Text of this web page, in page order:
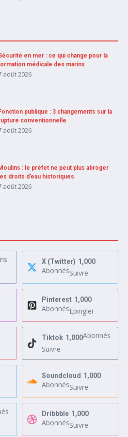
en mer : ce qui change pour la
médicale des marins
août 2026
publique : 3 changements sur la
conventionnelle
août 2026
: le préfet ne peut plus abroger
les droits d’eau historiques
août 2026
X (Twitter) 1,000
AbonnésSuivre
Pinterest 1,000
AbonnésEpingler
Tiktok 1,000Abonnés
Suivre
Soundcloud 1,000
AbonnésSuivre
Dribbble 1,000
AbonnésSuivre